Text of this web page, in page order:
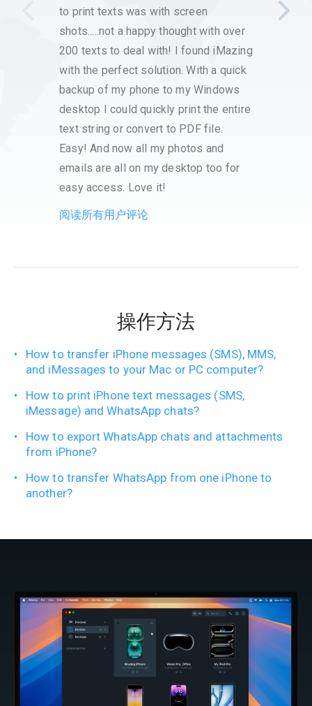
to print texts was with screen
shots.....not a happy thought with over
200 texts to deal with! I found iMazing
with the perfect solution. With a quick
backup of my phone to my Windows
desktop I could quickly print the entire
text string or convert to PDF file.
Easy! And now all my photos and
emails are all on my desktop too for
easy access. Love it!
阅读所有用户评论
操作方法
How to transfer iPhone messages (SMS), MMS,
and iMessages to your Mac or PC computer?
How to print iPhone text messages (SMS,
iMessage) and WhatsApp chats?
How to export WhatsApp chats and attachments
from iPhone?
How to transfer WhatsApp from one iPhone to
another?